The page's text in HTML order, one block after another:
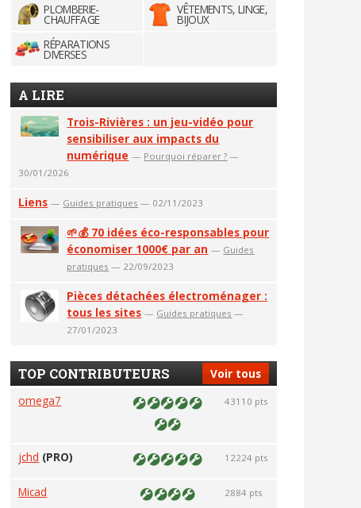
PLOMBERIE-
CHAUFFAGE
VÊTEMENTS, LINGE,
BIJOUX
RÉPARATIONS
DIVERSES
A LIRE
Trois-Rivières : un jeu-vidéo pour
sensibiliser aux impacts du
numérique — Pourquoi réparer ? —
30/01/2026
Liens — Guides pratiques — 02/11/2023
🌱💰 70 idées éco-responsables pour
économiser 1000€ par an — Guides
pratiques — 22/09/2023
Pièces détachées électroménager :
tous les sites — Guides pratiques —
27/01/2023
Voir tous
TOP CONTRIBUTEURS
omega7 43110 pts
jchd (PRO) 12224 pts
Micad 2884 pts